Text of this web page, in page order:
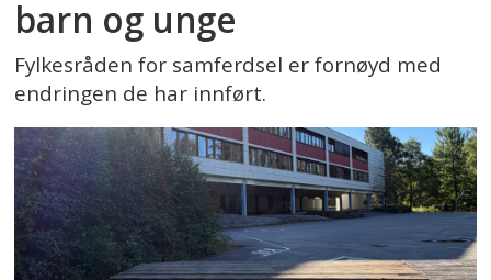
barn og unge
Fylkesråden for samferdsel er fornøyd med
endringen de har innført.